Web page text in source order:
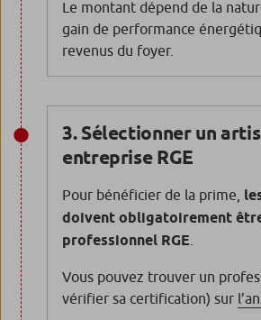
Le montant dépend de la
gain de performance
revenus du foyer.
3. Sélectionner un
entreprise RGE
Pour bénéficier de la prime,
doivent obligatoirement
professionnel RGE
Vous pouvez trouver un
vérifier sa certification) sur